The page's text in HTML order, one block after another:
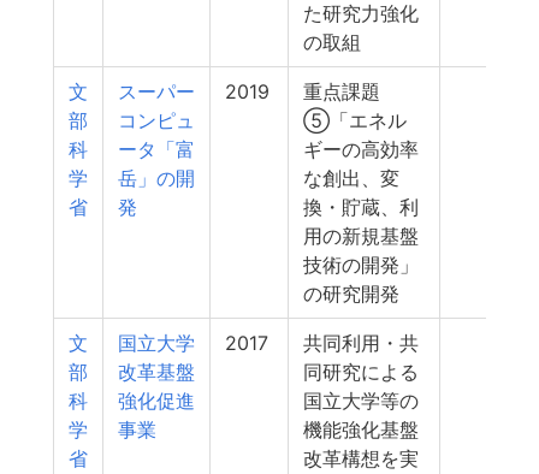
た研究力強化
の取組
文
部
科
学
省
スーパー
コンピュ
ータ「富
岳」の開
発
2019
重点課題
⑤「エネル
ギーの高効率
な創出、変
換・貯蔵、利
用の新規基盤
技術の開発」
の研究開発
文
部
科
学
省
国立大学
改革基盤
強化促進
事業
2017
共同利用・共
同研究による
国立大学等の
機能強化基盤
改革構想を実